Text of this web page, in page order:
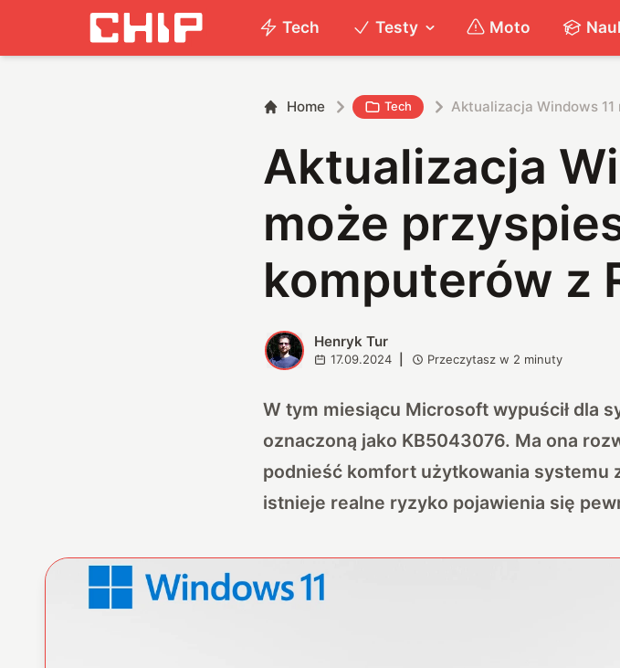
Tech Testy Moto
Home Tech Aktualizacja Windows 11
Aktualizacja
może
komputerów z
H Henryk Tur
17.09.2024 Przeczytasz w 2 minuty
W tym miesiącu Microsoft wypuścił dla
oznaczoną jako KB5043076. Ma ona
podnieść komfort użytkowania systemu
istnieje realne ryzyko pojawienia się